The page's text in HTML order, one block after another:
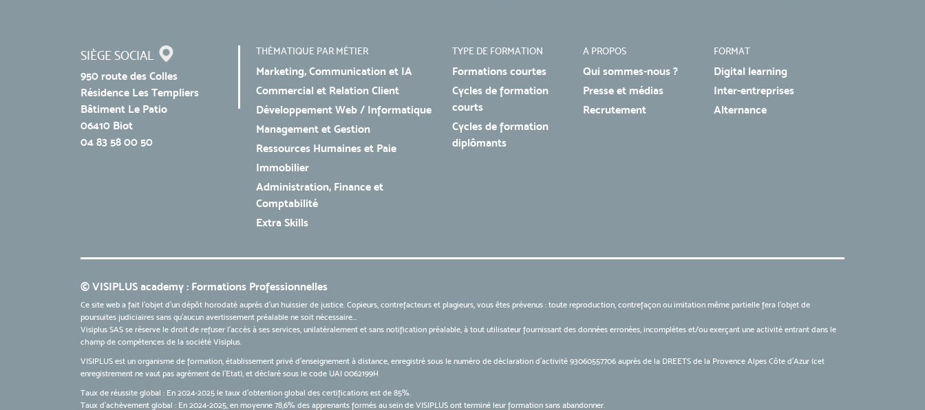
SIÈGE SOCIAL
950 route des Colles
Résidence Les Templiers
Bâtiment Le Patio
06410 Biot
04 83 58 00 50
THÉMATIQUE PAR MÉTIER
Marketing, Communication et IA
Commercial et Relation Client
Développement Web / Informatique
Management et Gestion
Ressources Humaines et Paie
Immobilier
Administration, Finance et
Comptabilité
Extra Skills
TYPE DE FORMATION
Formations courtes
Cycles de formation
courts
Cycles de formation
diplômants
A PROPOS
Qui sommes-nous ?
Presse et médias
Recrutement
FORMAT
Digital learning
Inter-entreprises
Alternance
© VISIPLUS academy : Formations Professionnelles
Ce site web a fait l'objet d'un dépôt horodaté auprès d'un huissier de justice. Copieurs, contrefacteurs et plagieurs, vous êtes prévenus : toute reproduction, contrefaçon ou imitation même partielle fera l'objet de
poursuites judiciaires sans qu’aucun avertissement préalable ne soit nécessaire...
Visiplus SAS se réserve le droit de refuser l'accès à ses services, unilatéralement et sans notification préalable, à tout utilisateur fournissant des données erronées, incomplètes et/ou exerçant une activité entrant dans le
champ de compétences de la société Visiplus.
VISIPLUS est un organisme de formation, établissement privé d’enseignement à distance, enregistré sous le numéro de déclaration d’activité 93060557706 auprès de la DREETS de la Provence Alpes Côte d’Azur (cet
enregistrement ne vaut pas agrément de l’Etat), et déclaré sous le code UAI 0062199H
Taux de réussite global : En 2024-2025 le taux d'obtention global des certifications est de 85%.
Taux d’achèvement global : En 2024-2025, en moyenne 78,6% des apprenants formés au sein de VISIPLUS ont terminé leur formation sans abandonner.